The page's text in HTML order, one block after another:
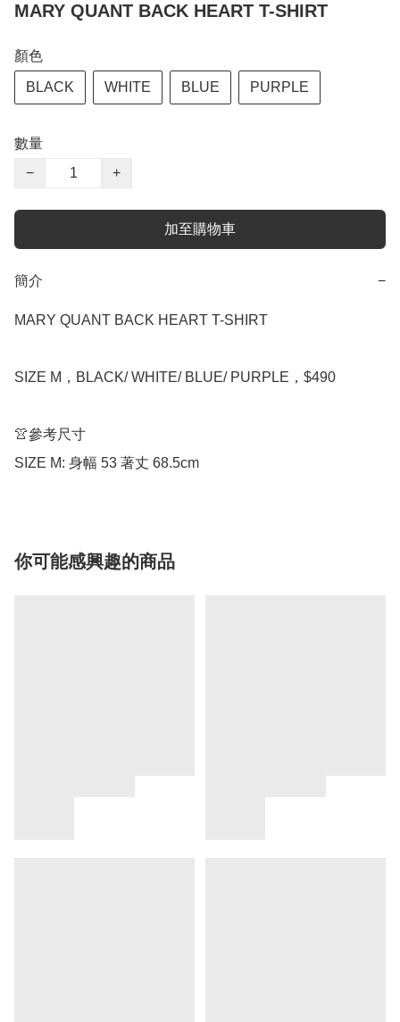
MARY QUANT BACK HEART T-SHIRT
顏色
BLACK WHITE BLUE PURPLE
數量
−
+
加至購物車
簡介 −
MARY QUANT BACK HEART T-SHIRT
SIZE M，BLACK/ WHITE/ BLUE/ PURPLE，$490
👚參考尺寸
SIZE M: 身幅 53 著丈 68.5cm
你可能感興趣的商品